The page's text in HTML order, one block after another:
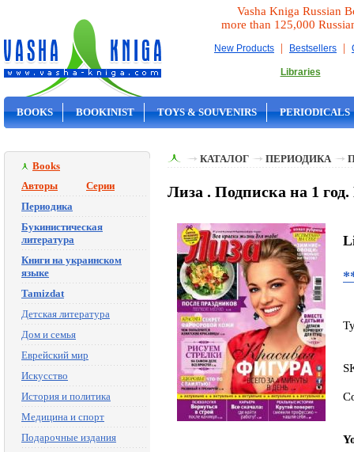
Vasha Kniga Russian
more than 125,000
New Products | Bestsellers |
Libraries
BOOKS BOOKINIST TOYS & SOUVENIRS PERIODICALS
Books
Авторы
Серии
Периодика
Букинистическая
литература
Книги на украинском
языке
Tamizdat
Детская литература
Дом и семья
Еврейский мир
Искусство
История и политика
Медицина и спорт
Подарочные издания
КАТАЛОГ ПЕРИОДИКА
Лиза . Подписка на 1